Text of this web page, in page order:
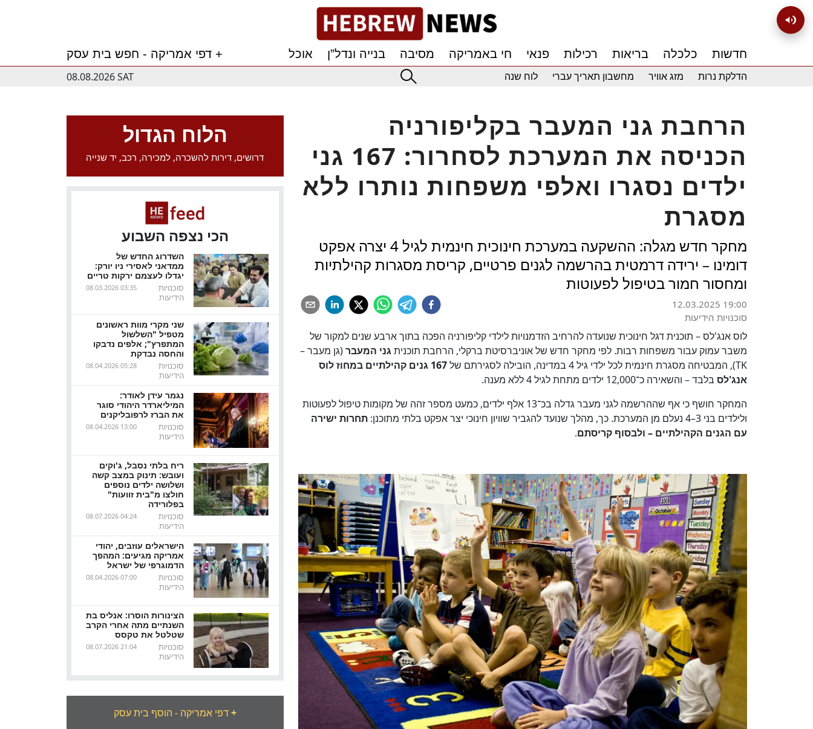
דפי אמריקה - חפש בית עסק + חדשות כלכלה בריאות רכילות פנאי חי באמריקה מסיבה בנייה ונדל”ן
אוכל
08.08.2026 SAT
הדלקת נרות מזג אוויר מחשבון תאריך עברי לוח שנה
הלוח הגדול
דרושים, דירות להשכרה, למכירה, רכב, יד שנייה
הכי נצפה השבוע
השדרוג החדש של
ממדאני לאסירי ניו יורק:
יגדלו לעצמם ירקות טריים
08.03.2026 03:35
סוכנויות
הידיעות
שני מקרי מוות ראשונים
מטפיל "השלשול
המתפרץ"; אלפים נדבקו
והחסה נבדקת
08.04.2026 05:28
סוכנויות
הידיעות
נגמר עידן לאודר:
המיליארדר היהודי סוגר
את הברז לרפובליקנים
08.04.2026 13:00
סוכנויות
הידיעות
ריח בלתי נסבל, ג'וקים
ועובש: תינוק במצב קשה
ושלושה ילדים נוספים
חולצו מ"בית זוועות"
בפלורידה
08.07.2026 04:24
סוכנויות
הידיעות
הישראלים עוזבים, יהודי
אמריקה מגיעים: המהפך
הדמוגרפי של ישראל
08.04.2026 07:00
סוכנויות
הידיעות
הצינורות הוסרו: אנליס בת
השנתיים מתה אחרי הקרב
שטלטל את טקסס
08.07.2026 21:04
סוכנויות
הידיעות
דפי אמריקה - הוסף בית עסק+
הרחבת גני המעבר בקליפורניה
הכניסה את המערכת לסחרור: 167 גני
ילדים נסגרו ואלפי משפחות נותרו ללא
מסגרת
מחקר חדש מגלה: ההשקעה במערכת חינוכית חינמית לגיל 4 יצרה אפקט
דומינו – ירידה דרמטית בהרשמה לגנים פרטיים, קריסת מסגרות קהילתיות
ומחסור חמור בטיפול לפעוטות
12.03.2025 19:00
סוכנויות הידיעות
לוס אנג'לס – תוכנית דגל חינוכית שנועדה להרחיב הזדמנויות לילדי קליפורניה הפכה בתוך ארבע שנים למקור של
משבר עמוק עבור משפחות רבות. לפי מחקר חדש של אוניברסיטת ברקלי, הרחבת תוכניתגני המעבר(גן מעבר –
TK), המבטיחה מסגרת חינמית לכל ילדי גיל 4 במדינה, הובילה לסגירתם של
167 גנים קהילתיים במחוז לוס
אנג'לס בלבד – והשאירה כ־12,000 ילדים מתחת לגיל 4 ללא מענה.
המחקר חושף כי אף שההרשמה לגני מעבר גדלה בכ־13 אלף ילדים, כמעט מספר זהה של מקומות טיפול לפעוטות
ולילדים בני 3–4 נעלם מן המערכת. כך, מהלך שנועד להגביר שוויון חינוכי יצר אפקט בלתי מתוכנן:
תחרות ישירה
עם הגנים הקהילתיים – ולבסוף קריסתם.